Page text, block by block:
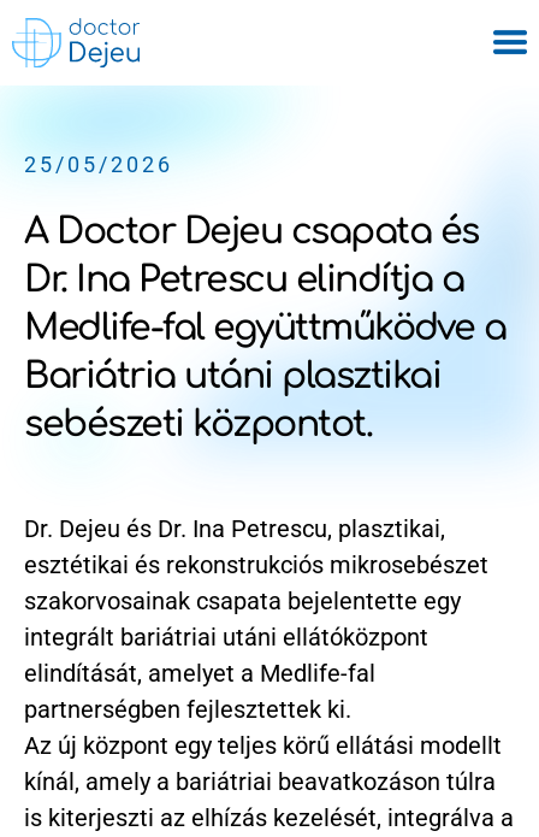
25/05/2026
A Doctor Dejeu csapata és
Dr. Ina Petrescu elindítja a
Medlife-fal együttműködve a
Bariátria utáni plasztikai
sebészeti központot.
Dr. Dejeu és Dr. Ina Petrescu, plasztikai,
esztétikai és rekonstrukciós mikrosebészet
szakorvosainak csapata bejelentette egy
integrált bariátriai utáni ellátóközpont
elindítását, amelyet a Medlife-fal
partnerségben fejlesztettek ki.
Az új központ egy teljes körű ellátási modellt
kínál, amely a bariátriai beavatkozáson túlra
is kiterjeszti az elhízás kezelését, integrálva a